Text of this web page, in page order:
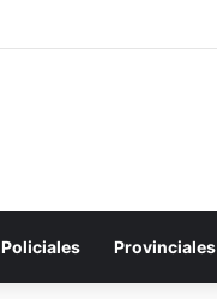
Policiales Provinciales